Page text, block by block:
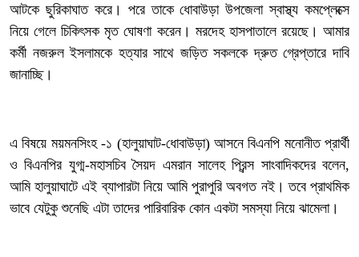
আটকে ছুরিকাঘাত করে। পরে তাকে ধোবাউড়া উপজেলা স্বাস্থ্য কমপ্লেক্সে
নিয়ে গেলে চিকিৎসক মৃত ঘোষণা করেন। মরদেহ হাসপাতালে রয়েছে। আমার
কর্মী নজরুল ইসলামকে হত্যার সাথে জড়িত সকলকে দ্রুত গ্রেপ্তারে দাবি
জানাচ্ছি।
‎এ বিষয়ে ময়মনসিংহ -১ (হালুয়াঘাট-ধোবাউড়া) আসনে বিএনপি মনোনীত প্রার্থী
ও বিএনপির যুগ্ম-মহাসচিব সৈয়দ এমরান সালেহ প্রিন্স সাংবাদিকদের বলেন,
আমি হালুয়াঘাটে এই ব্যাপারটা নিয়ে আমি পুরাপুরি অবগত নই। তবে প্রাথমিক
ভাবে যেটুকু শুনেছি এটা তাদের পারিবারিক কোন একটা সমস্যা নিয়ে ঝামেলা।